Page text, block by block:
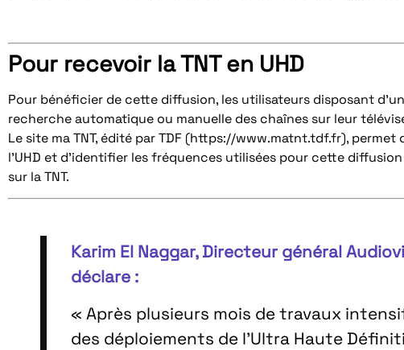
Pour recevoir la TNT en UHD
Pour bénéficier de cette diffusion, les utilisateurs disposant
recherche automatique ou manuelle des chaînes sur leur
Le site ma TNT, édité par TDF (https://www.matnt.tdf.fr),
l’UHD et d’identifier les fréquences utilisées pour cette
sur la TNT.
Karim El Naggar, Directeur général
déclare :
« Après plusieurs mois de travaux
des déploiements de l’Ultra Haute